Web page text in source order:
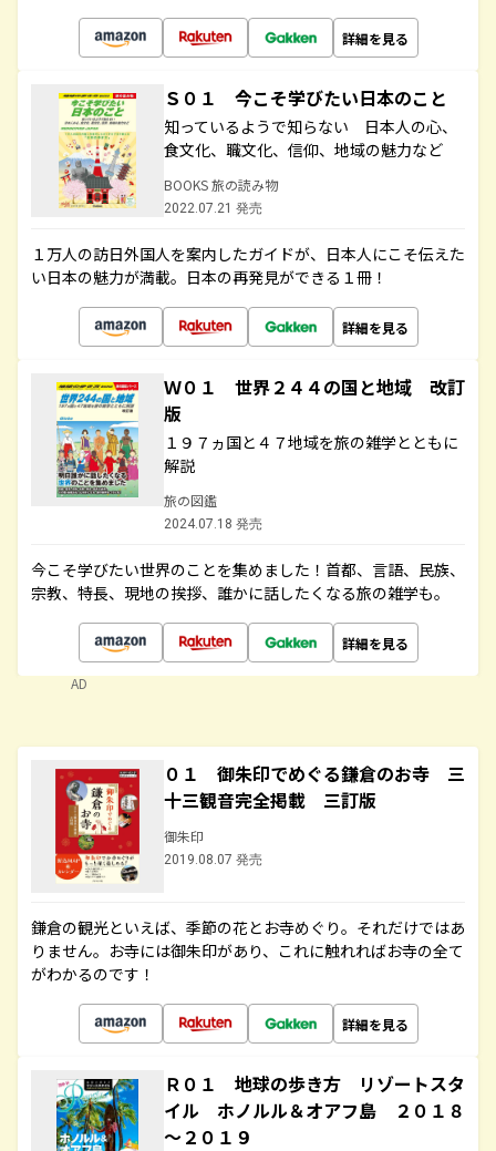
詳細を見る
Ｓ０１ 今こそ学びたい日本のこと
知っているようで知らない 日本人の心、
食文化、職文化、信仰、地域の魅力など
BOOKS 旅の読み物
2022.07.21 発売
１万人の訪日外国人を案内したガイドが、日本人にこそ伝えた
い日本の魅力が満載。日本の再発見ができる１冊！
詳細を見る
Ｗ０１ 世界２４４の国と地域 改訂
版
１９７ヵ国と４７地域を旅の雑学とともに
解説
旅の図鑑
2024.07.18 発売
今こそ学びたい世界のことを集めました！首都、言語、民族、
宗教、特長、現地の挨拶、誰かに話したくなる旅の雑学も。
詳細を見る
AD
０１ 御朱印でめぐる鎌倉のお寺 三
十三観音完全掲載 三訂版
御朱印
2019.08.07 発売
鎌倉の観光といえば、季節の花とお寺めぐり。それだけではあ
りません。お寺には御朱印があり、これに触れればお寺の全て
がわかるのです！
詳細を見る
Ｒ０１ 地球の歩き方 リゾートスタ
イル ホノルル＆オアフ島 ２０１８
～２０１９